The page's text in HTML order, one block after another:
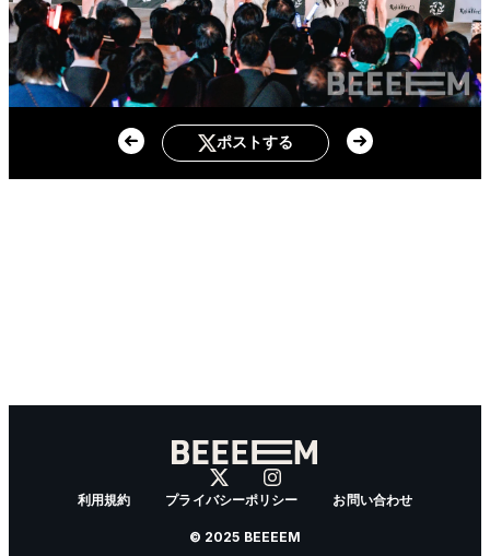
ポストする
利用規約 プライバシーポリシー お問い合わせ
© 2025 BEEEEM